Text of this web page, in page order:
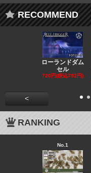
RECOMMEND
ローランドダム
セル
720円(税込792円)
<
RANKING
No.1